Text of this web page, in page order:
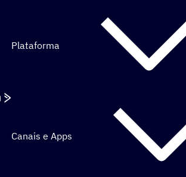
Plataforma
Canais e Apps